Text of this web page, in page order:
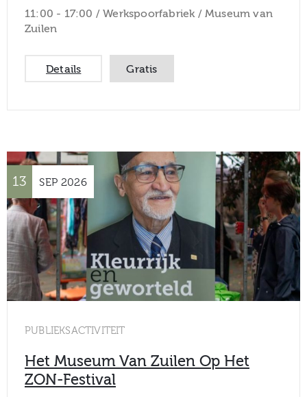
11:00 - 17:00 /Werkspoorfabriek / Museum van
Zuilen
Details Gratis
13 SEP 2026
PUBLIEKSACTIVITEIT
Het Museum Van Zuilen Op Het
ZON-Festival